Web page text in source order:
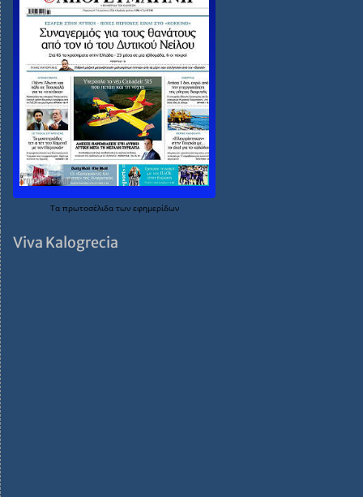
Τα πρωτοσέλιδα των εφημερίδων
Viva Kalogrecia